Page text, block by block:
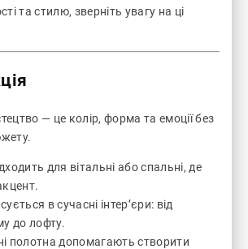
та стилю, зверніть увагу на ці
— це колір, форма та емоції без
для вітальні або спальні, де
в сучасні інтер’єри: від
до лофту.
полотна допомагають створити